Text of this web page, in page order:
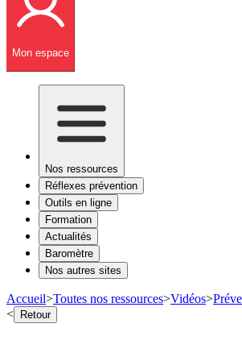
Mon espace
Nos ressources
Réflexes prévention
Outils en ligne
Formation
Actualités
Baromètre
Nos autres sites
Accueil>Toutes nos ressources>Vidéos>
< Retour